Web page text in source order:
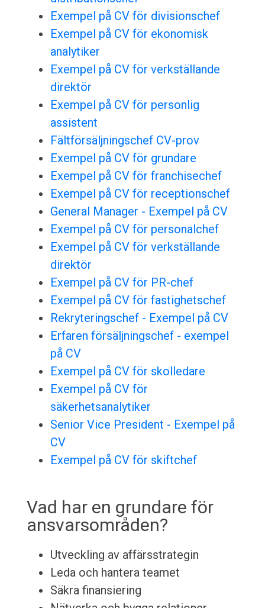
Exempel på CV för divisionschef
Exempel på CV för ekonomisk
analytiker
Exempel på CV för verkställande
direktör
Exempel på CV för personlig
assistent
Fältförsäljningschef CV-prov
Exempel på CV för grundare
Exempel på CV för franchisechef
Exempel på CV för receptionschef
General Manager - Exempel på CV
Exempel på CV för personalchef
Exempel på CV för verkställande
direktör
Exempel på CV för PR-chef
Exempel på CV för fastighetschef
Rekryteringschef - Exempel på CV
Erfaren försäljningschef - exempel
på CV
Exempel på CV för skolledare
Exempel på CV för
säkerhetsanalytiker
Senior Vice President - Exempel på
CV
Exempel på CV för skiftchef
Vad har en grundare för
ansvarsområden?
Utveckling av affärsstrategin
Leda och hantera teamet
Säkra finansiering